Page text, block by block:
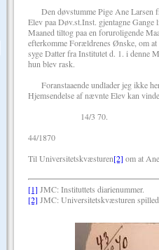
Den døvstumme Pige Ane Larsen
Elev paa Døv.st.Inst. gjentagne
Maaned tiltog paa en foruroligende
efterkomme Forældrenes Ønske, om
syge Datter fra Institutet d. 1. i denne
hun blev rask.
Foranstaaende undlader jeg ikke
Hjemsendelse af nævnte Elev kan
14/3 70.
44/1870
Til Universitetskvæsturen[2] om at
[1] JMC: Instituttets diarienummer.
[2] JMC: Universitetskvæsturen